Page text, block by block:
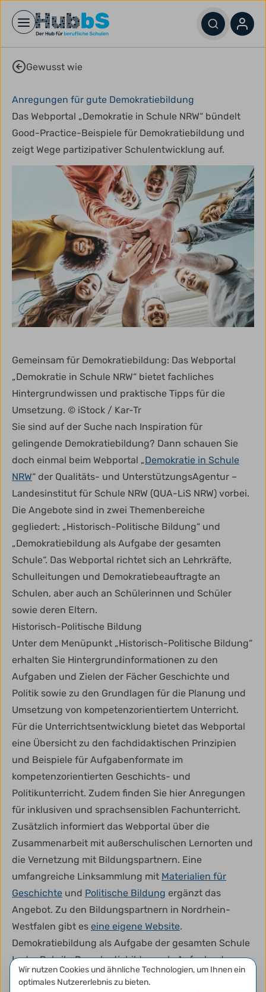
Open main menu
Gewusst wie
Anregungen für gute Demokratiebildung
Das Webportal „Demokratie in Schule NRW“ bündelt
Good-Practice-Beispiele für Demokratiebildung und
zeigt Wege partizipativer Schulentwicklung auf.
Gemeinsam für Demokratiebildung: Das Webportal
„Demokratie in Schule NRW“ bietet fachliches
Hintergrundwissen und praktische Tipps für die
Umsetzung. © iStock / Kar-Tr
Sie sind auf der Suche nach Inspiration für
gelingende Demokratiebildung? Dann schauen Sie
doch einmal beim Webportal „Demokratie in Schule
NRW“ der Qualitäts- und UnterstützungsAgentur –
Landesinstitut für Schule NRW (QUA-LiS NRW) vorbei.
Die Angebote sind in zwei Themenbereiche
gegliedert: „Historisch-Politische Bildung“ und
„Demokratiebildung als Aufgabe der gesamten
Schule“. Das Webportal richtet sich an Lehrkräfte,
Schulleitungen und Demokratiebeauftragte an
Schulen, aber auch an Schülerinnen und Schüler
sowie deren Eltern.
Historisch-Politische Bildung
Unter dem Menüpunkt „Historisch-Politische Bildung“
erhalten Sie Hintergrundinformationen zu den
Aufgaben und Zielen der Fächer Geschichte und
Politik sowie zu den Grundlagen für die Planung und
Umsetzung von kompetenzorientiertem Unterricht.
Für die Unterrichtsentwicklung bietet das Webportal
eine Übersicht zu den fachdidaktischen Prinzipien
und Beispiele für Aufgabenformate im
kompetenzorientierten Geschichts- und
Politikunterricht. Zudem finden Sie hier Anregungen
für inklusiven und sprachsensiblen Fachunterricht.
Zusätzlich informiert das Webportal über die
Zusammenarbeit mit außerschulischen Lernorten und
die Vernetzung mit Bildungspartnern. Eine
umfangreiche Linksammlung mit Materialien für
Geschichte und Politische Bildung ergänzt das
Angebot. Zu den Bildungspartnern in Nordrhein-
Westfalen gibt es eine eigene Website.
Demokratiebildung als Aufgabe der gesamten Schule
In der Rubrik „Demokratiebildung als Aufgabe der
gesamten Schule“ werden partizipative
Datenschutzeinstellungen
Wir nutzen Cookies und ähnliche Technologien, um Ihnen ein
optimales Nutzererlebnis zu bieten.